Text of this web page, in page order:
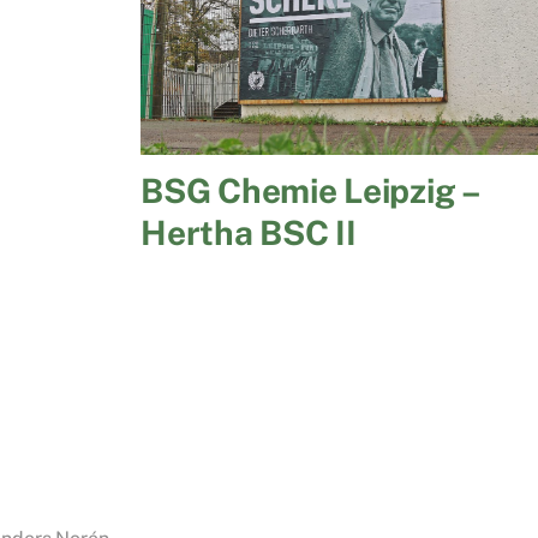
BSG Chemie Leipzig –
Hertha BSC II